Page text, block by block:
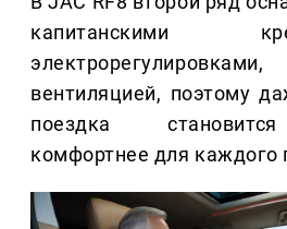
капитанскими
вентиляцией, поэтому
поездка
комфортнее для каждого